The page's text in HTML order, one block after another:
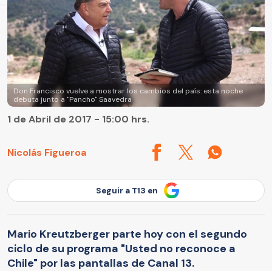
Don Francisco vuelve a mostrar los cambios del país: esta noche
debuta junto a "Pancho" Saavedra
Nicolás Figueroa
1 de Abril de 2017 - 15:00 hrs.
Seguir a T13 en
Mario Kreutzberger parte hoy con el segundo
ciclo de su programa "Usted no reconoce a
Chile" por las pantallas de Canal 13.